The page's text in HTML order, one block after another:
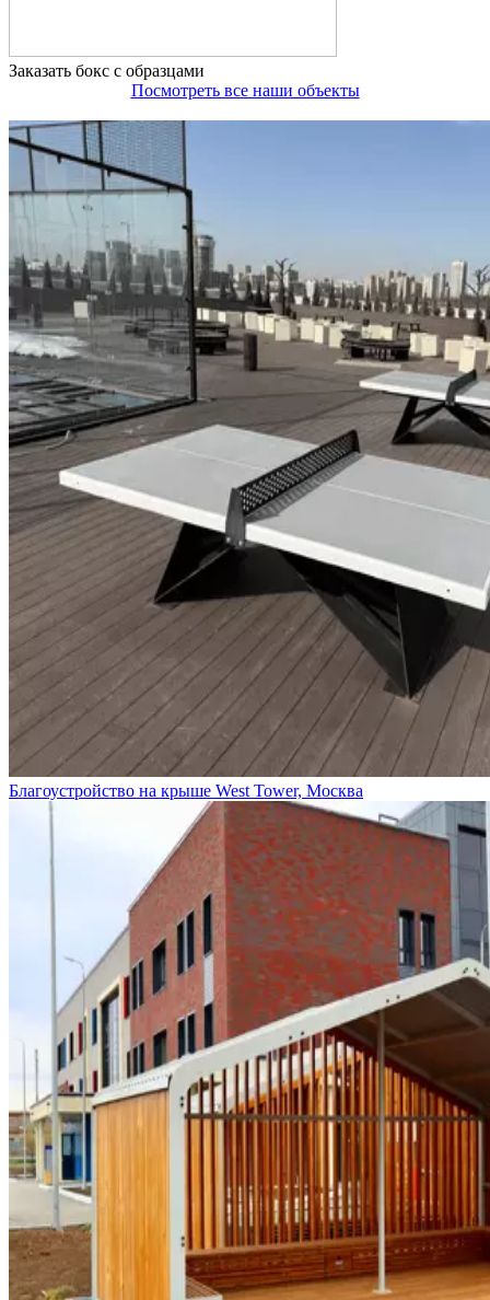
Заказать бокс с образцами
Посмотреть все наши объекты
Благоустройство на крыше West Tower, Москва